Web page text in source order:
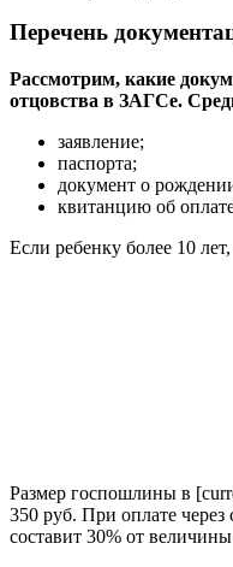
Перечень
Рассмотрим, какие
отцовства в ЗАГСе.
заявление;
паспорта;
документ о
квитанцию об
Если ребенку более 10
Размер госпошлины в
350 руб. При оплате через
составит 30% от